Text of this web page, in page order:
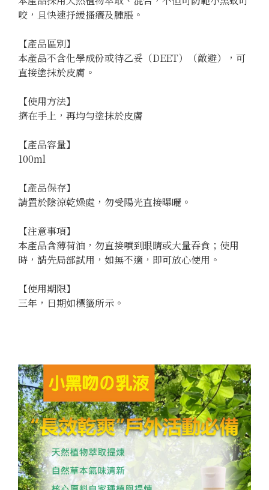
咬，且快速抒緩搔癢及腫脹。
【產品區別】
本產品不含化學成份或待乙妥（DEET）（敵避），可
直接塗抹於皮膚。
【使用方法】
擠在手上，再均勻塗抹於皮膚
【產品容量】
100ml
【產品保存】
請置於陰涼乾燥處，勿受陽光直接曝曬。
【注意事項】
本產品含薄荷油，勿直接噴到眼睛或大量吞食；使用
時，請先局部試用，如無不適，即可放心使用。
【使用期限】
三年，日期如標籤所示。